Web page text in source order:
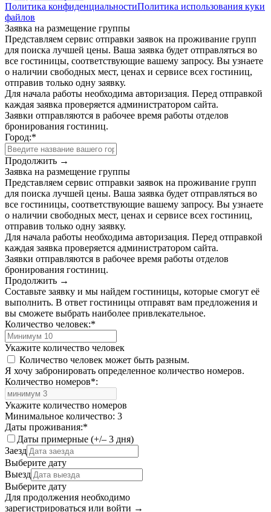
Политика конфиденциальностиПолитика использования куки
файлов
Заявка на размещение группы
Представляем сервис отправки заявок на проживание групп
для поиска лучшей цены. Ваша заявка будет отправляться во
все гостиницы, соответствующие вашему запросу. Вы узнаете
о наличии свободных мест, ценах и сервисе всех гостиниц,
отправив только одну заявку.
Для начала работы необходима авторизация. Перед отправкой
каждая заявка проверяется администратором сайта.
Заявки отправляются в рабочее время работы отделов
бронирования гостиниц.
Город:*
Продолжить →
Заявка на размещение группы
Представляем сервис отправки заявок на проживание групп
для поиска лучшей цены. Ваша заявка будет отправляться во
все гостиницы, соответствующие вашему запросу. Вы узнаете
о наличии свободных мест, ценах и сервисе всех гостиниц,
отправив только одну заявку.
Для начала работы необходима авторизация. Перед отправкой
каждая заявка проверяется администратором сайта.
Заявки отправляются в рабочее время работы отделов
бронирования гостиниц.
Продолжить →
Составьте заявку и мы найдем гостиницы, которые смогут её
выполнить. В ответ гостиницы отправят вам предложения и
вы сможете выбрать наиболее привлекательное.
Количество человек:*
Укажите количество человек
Количество человек может быть разным.
Я хочу забронировать определенное количество номеров.
Количество номеров*:
Укажите количество номеров
Минимальное количество: 3
Даты проживания:*
Даты примерные (+/– 3 дня)
Заезд
Выберите дату
Выезд
Выберите дату
Для продолжения необходимо
зарегистрироваться или войти →